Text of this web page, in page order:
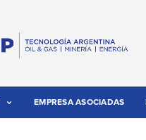
EMPRESA ASOCIADAS